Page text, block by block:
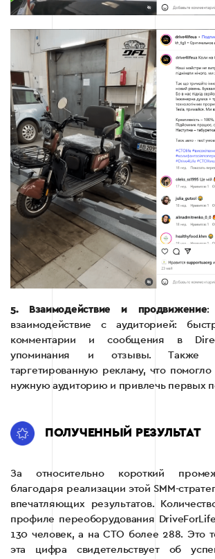
5. Взаимодействие и продвижение:
взаимодействие с аудиторией:
комментарии и сообщения в
упоминания и отзывы. Также
таргетированную рекламу, что помогло
нужную аудиторию и привлечь первых
ПОЛУЧЕННЫЙ РЕЗУЛЬТАТ
За относительно короткий
благодаря реализации этой SMM-
впечатляющих результатов.
профиле переоборудования
130 человек, а на СТО более 288. Это
эта цифра свидетельствует об